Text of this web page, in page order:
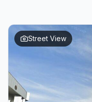
Street View